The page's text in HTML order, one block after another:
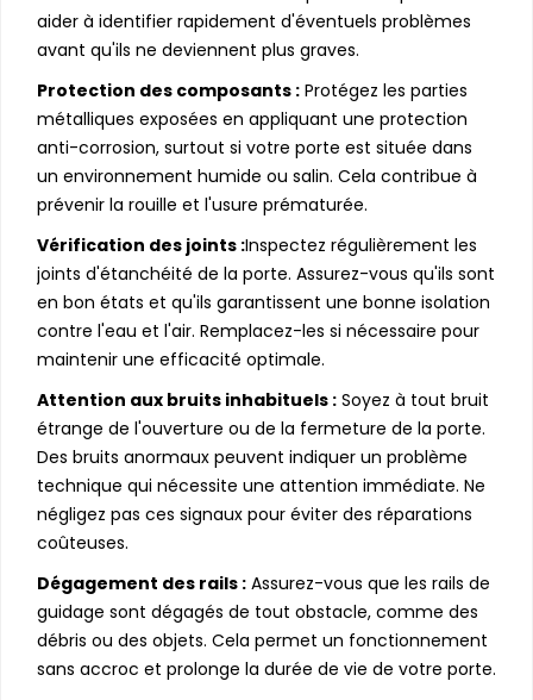
aider à identifier rapidement d'éventuels problèmes
avant qu'ils ne deviennent plus graves.
Protection des composants : Protégez les parties
métalliques exposées en appliquant une protection
anti-corrosion, surtout si votre porte est située dans
un environnement humide ou salin. Cela contribue à
prévenir la rouille et l'usure prématurée.
Vérification des joints :Inspectez régulièrement les
joints d'étanchéité de la porte. Assurez-vous qu'ils sont
en bon états et qu'ils garantissent une bonne isolation
contre l'eau et l'air. Remplacez-les si nécessaire pour
maintenir une efficacité optimale.
Attention aux bruits inhabituels : Soyez à tout bruit
étrange de l'ouverture ou de la fermeture de la porte.
Des bruits anormaux peuvent indiquer un problème
technique qui nécessite une attention immédiate. Ne
négligez pas ces signaux pour éviter des réparations
coûteuses.
Dégagement des rails : Assurez-vous que les rails de
guidage sont dégagés de tout obstacle, comme des
débris ou des objets. Cela permet un fonctionnement
sans accroc et prolonge la durée de vie de votre porte.